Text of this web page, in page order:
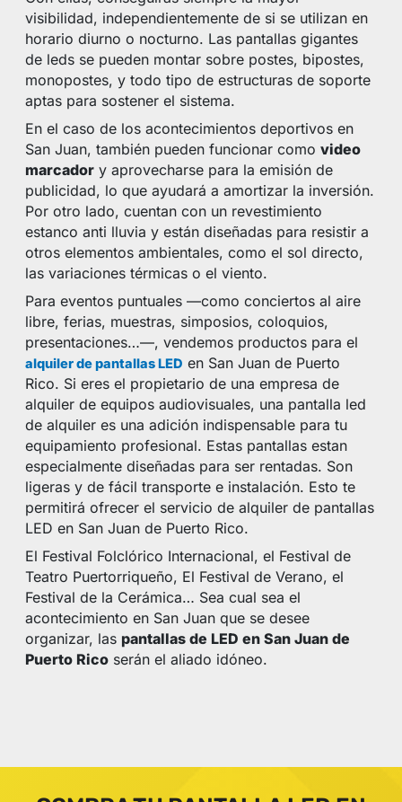
visibilidad, independientemente de si se utilizan en
horario diurno o nocturno. Las pantallas gigantes
de leds se pueden montar sobre postes, bipostes,
monopostes, y todo tipo de estructuras de soporte
aptas para sostener el sistema.
En el caso de los acontecimientos deportivos en
San Juan, también pueden funcionar comovideo
marcador y aprovecharse para la emisión de
publicidad, lo que ayudará a amortizar la inversión.
Por otro lado, cuentan con un revestimiento
estanco anti lluvia y están diseñadas para resistir a
otros elementos ambientales, como el sol directo,
las variaciones térmicas o el viento.
Para eventos puntuales —como conciertos al aire
libre, ferias, muestras, simposios, coloquios,
presentaciones…—, vendemos productos para el
alquiler de pantallas LED en San Juan de Puerto
Rico. Si eres el propietario de una empresa de
alquiler de equipos audiovisuales, una pantalla led
de alquiler es una adición indispensable para tu
equipamiento profesional. Estas pantallas estan
especialmente diseñadas para ser rentadas. Son
ligeras y de fácil transporte e instalación. Esto te
permitirá ofrecer el servicio de alquiler de pantallas
LED en San Juan de Puerto Rico.
El Festival Folclórico Internacional, el Festival de
Teatro Puertorriqueño, El Festival de Verano, el
Festival de la Cerámica… Sea cual sea el
acontecimiento en San Juan que se desee
organizar, las pantallas de LED en San Juan de
Puerto Rico serán el aliado idóneo.